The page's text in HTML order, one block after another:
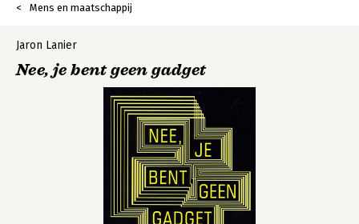
Mens en maatschappij
Jaron Lanier
Nee, je bent geen gadget